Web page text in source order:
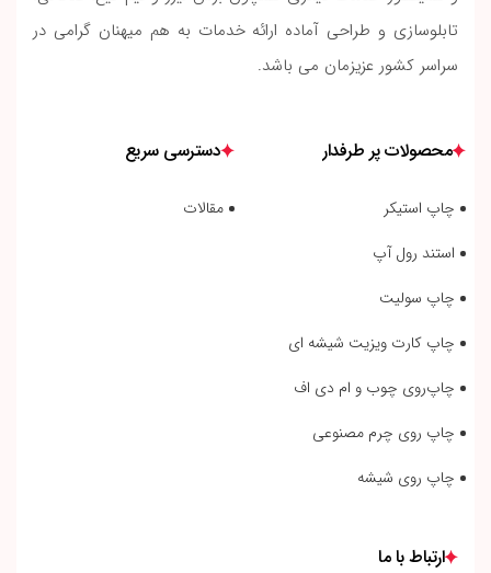
تابلوسازی و طراحی آماده ارائه خدمات به هم میهنان گرامی در
سراسر کشور عزیزمان می باشد.
محصولات پر طرفدار
چاپ استیکر
استند رول آپ
چاپ سولیت
چاپ کارت ویزیت شیشه ای
چاپ‌روی چوب و ام دی اف
چاپ روی چرم مصنوعی
چاپ روی شیشه
دسترسی سریع
مقالات
ارتباط با ما